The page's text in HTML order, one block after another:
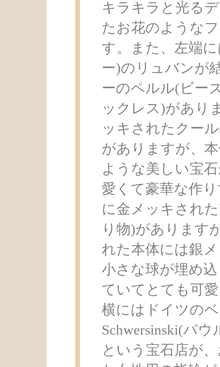
キラキラと光る
たお花のような
す。また、左端
ー)のリュバンが
ーのペルル(ビー
ックレス)があり
ッキされたクー
がありますが、
ような美しい宝
愛くて豪華な作
に金メッキされ
り物)があります
れた本体には銀
小さな球が埋め
ていてとても可
横にはドイツの
Schwersinski(パ
という宝石店が